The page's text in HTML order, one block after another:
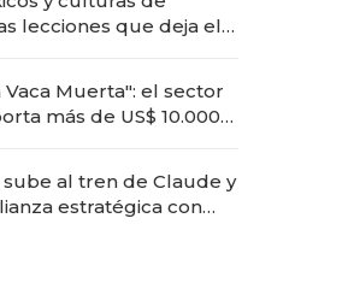
lecciones que deja el
Vaca Muerta": el sector
más de US$ 10.000
sube al tren de Claude y
estratégica con